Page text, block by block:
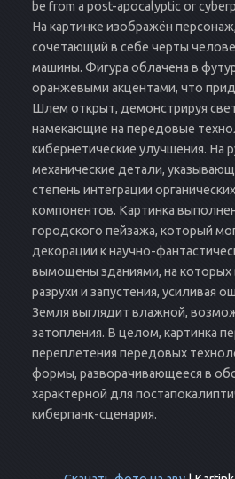
be from a post-apocalyptic or
На картинке изображён персонаж,
сочетающий в себе черты
машины. Фигура облачена в
оранжевыми акцентами, что
Шлем открыт, демонстрируя
намекающие на передовые
кибернетические улучшения. На
механические детали,
степень интеграции
компонентов. Картинка
городского пейзажа, который
декорации к научно-
вымощены зданиями, на которых
разрухи и запустения, усиливая
Земля выглядит влажной,
затопления. В целом, картинка
переплетения передовых
формы, разворачивающееся в
характерной для
киберпанк-сценария.